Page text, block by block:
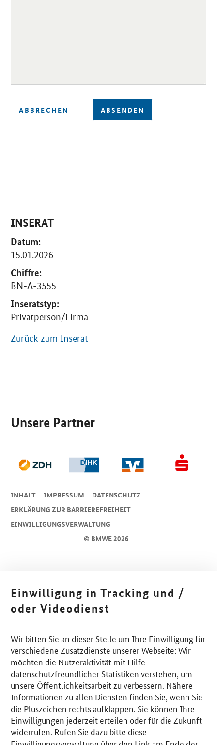
ABBRECHEN ABSENDEN
INSERAT
Datum:
15.01.2026
Chiffre:
BN-A-3555
Inseratstyp:
Privatperson/Firma
Zurück zum Inserat
Unsere Partner
© BMWE 2026
INHALT IMPRESSUM
DA­TEN­SCHUTZ
ERKLÄRUNG ZUR BARRIEREFREIHEIT
EINWILLIGUNGSVERWALTUNG
Einwilligung in Tracking und /
oder Videodienst
Wir bitten Sie an dieser Stelle um Ihre Einwilligung für
verschiedene Zusatzdienste unserer Webseite: Wir
möchten die Nutzeraktivität mit Hilfe
datenschutzfreundlicher Statistiken verstehen, um
unsere Öffentlichkeitsarbeit zu verbessern. Nähere
Informationen zu allen Diensten finden Sie, wenn Sie
die Pluszeichen rechts aufklappen. Sie können Ihre
Einwilligungen jederzeit erteilen oder für die Zukunft
widerrufen. Rufen Sie dazu bitte diese